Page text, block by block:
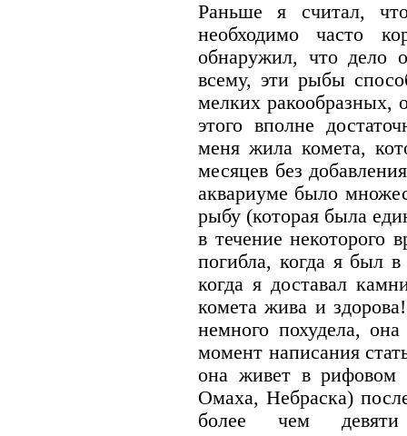
Раньше я считал,
необходимо часто
обнаружил, что дело
всему, эти рыбы
мелких
этого вполне
меня жила комета,
месяцев без
аквариуме было
рыбу (которая была
в течение некоторого
погибла, когда я был
когда я доставал
комета жива и
немного похудела,
момент написания
она живет в рифовом
Омаха, Небраска)
более чем